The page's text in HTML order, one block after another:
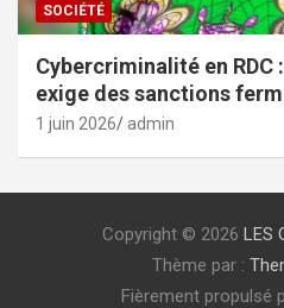
SOCIÉTÉ
Cybercriminalité en
exige des sanctions
1 juin 2026 admin
Copyright © 2026 LES
Thème par :
Fièrement propulsé